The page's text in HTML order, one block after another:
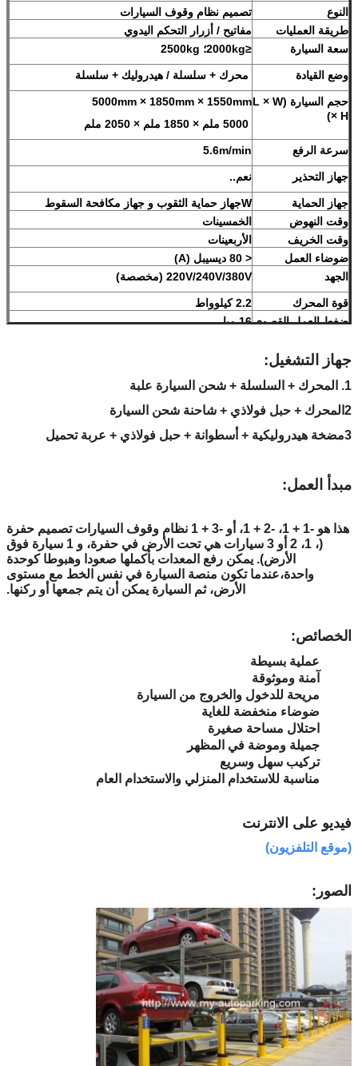
النوع
تصميم نظام وقوف السيارات
طريقة العمليات
مفاتيح / أزرار التحكم اليدوي
سعة السيارة
≤2000kg؛ 2500kg
وضع القيادة محرك + سلسلة / هيدروليك + سلسلة
حجم السيارة (L × W
× H)
5000mm × 1850mm × 1550mm
5000 ملم × 1850 ملم × 2050 ملم
سرعة الرفع 5.6m/min
جهاز التحذير نعم..
جهاز الحماية Wجهاز حماية الثقوب و جهاز مكافحة السقوط
وقت النهوض
الخمسينات
وقت الخريف
الأربعينات
ضوضاء العمل
< 80 ديسيبل (A)
الجهد
220V/240V/380V (مخصصة)
قوة المحرك
2.2 كيلوواط
ضغط العمل القصوى16 مبا
طرق العمل
اللون
الأحمر، الأزرق، الرمادي، الأصفر، الخ
(مخصصة)حسب طلب المستخدم)
الشهادة ISO9001 و CE
جهاز التشغيل:
1. المحرك + السلسلة + شحن السيارة علبة
2المحرك + حبل فولاذي + شاحنة شحن السيارة
3مضخة هيدروليكية + أسطوانة + حبل فولاذي + عربة تحميل
مبدأ العمل:
هذا هو -1 + 1، -2 + 1، أو -3 + 1 نظام وقوف السيارات تصميم حفرة
(، 1، 2 أو 3 سيارات هي تحت الأرض في حفرة، و 1 سيارة فوق
الأرض). يمكن رفع المعدات بأكملها صعودا وهبوطا كوحدة
واحدة،عندما تكون منصة السيارة في نفس الخط مع مستوى
الأرض، ثم السيارة يمكن أن يتم جمعها أو ركنها.
الخصائص:
عملية بسيطة
آمنة وموثوقة
مريحة للدخول والخروج من السيارة
ضوضاء منخفضة للغاية
احتلال مساحة صغيرة
جميلة وموضة في المظهر
تركيب سهل وسريع
مناسبة للاستخدام المنزلي والاستخدام العام
فيديو على الانترنت
(موقع التلفزيون)
الصور: